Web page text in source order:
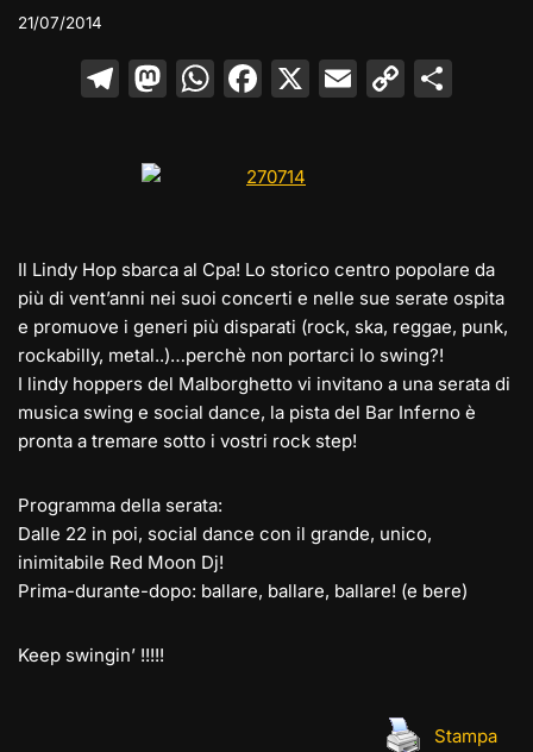
21/07/2014
T
e
gr
m
M
o
n
W
p
p
F
e
o
o
k
X E C
n
k
di
Il Lindy Hop sbarca al Cpa! Lo storico centro popolare da
più di vent’anni nei suoi concerti e nelle sue serate ospita
e promuove i generi più disparati (rock, ska, reggae, punk,
rockabilly, metal..)…perchè non portarci lo swing?!
I lindy hoppers del Malborghetto vi invitano a una serata di
musica swing e social dance, la pista del Bar Inferno è
pronta a tremare sotto i vostri rock step!
Programma della serata:
Dalle 22 in poi, social dance con il grande, unico,
inimitabile Red Moon Dj!
Prima-durante-dopo: ballare, ballare, ballare! (e bere)
Keep swingin’ !!!!!
Stampa